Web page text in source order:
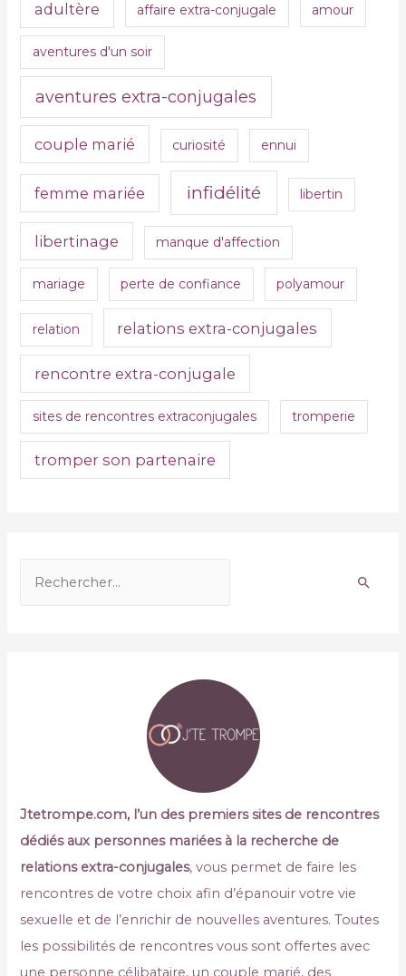
adultère affaire extra-conjugale amour
aventures d'un soir
aventures extra-conjugales
couple marié curiosité ennui
femme mariée infidélité libertin
libertinage manque d'affection
mariage perte de confiance polyamour
relation relations extra-conjugales
rencontre extra-conjugale
sites de rencontres extraconjugales tromperie
tromper son partenaire
Jtetrompe.com, l’un des premiers sites de rencontres
dédiés aux personnes mariées à la recherche de
relations extra-conjugales, vous permet de faire les
rencontres de votre choix afin d’épanouir votre vie
sexuelle et de l’enrichir de nouvelles aventures. Toutes
les possibilités de rencontres vous sont offertes avec
une personne célibataire, un couple marié, des